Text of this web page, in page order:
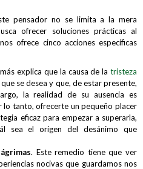
pensador no se limita a la mera
ofrecer soluciones prácticas al
ofrece cinco acciones específicas
explica que la causa de latristeza
se desea y que, de estar presente,
la realidad de su ausencia es
lo tanto, ofrecerte un pequeño placer
eficaz para empezar a superarla,
sea el origen del desánimo que
. Este remedio tiene que ver
nocivas que guardamos nos